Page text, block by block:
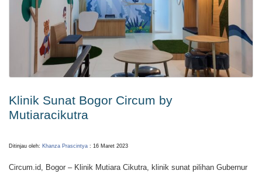
Klinik Sunat Bogor Circum by
Mutiaracikutra
Ditinjau oleh: Khanza Prascintya : 16 Maret 2023
Circum.id, Bogor – Klinik Mutiara Cikutra, klinik sunat pilihan Gubernur